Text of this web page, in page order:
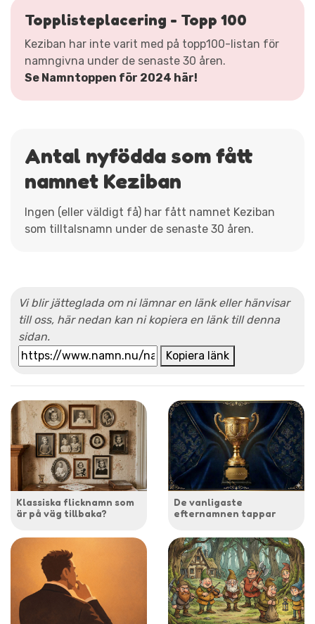
Topplisteplacering - Topp 100
Keziban har inte varit med på topp100-listan för
namngivna under de senaste 30 åren.
Se Namntoppen för 2024 här!
Antal nyfödda som fått
namnet Keziban
Ingen (eller väldigt få) har fått namnet Keziban
som tilltalsnamn under de senaste 30 åren.
Vi blir jätteglada om ni lämnar en länk eller hänvisar
till oss, här nedan kan ni kopiera en länk till denna
sidan.
Kopiera länk
Klassiska flicknamn som
är på väg tillbaka?
De vanligaste
efternamnen tappar